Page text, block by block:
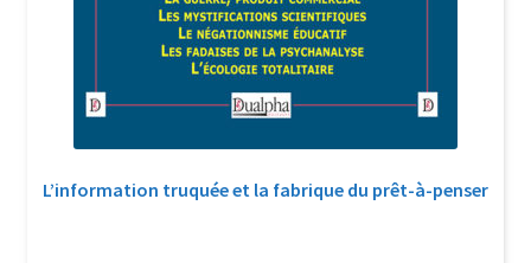
L’information truquée et la fabrique du prêt-à-penser